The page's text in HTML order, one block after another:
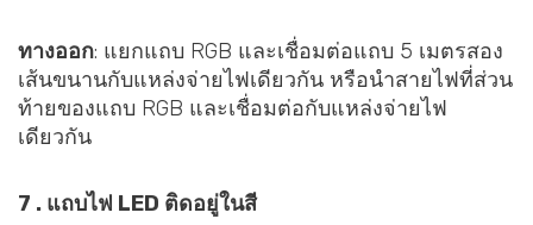
ทางออก: แยกแถบ RGB และเชื่อมต่อแถบ 5 เมตรสอง
เส้นขนานกับแหล่งจ่ายไฟเดียวกัน หรือนำสายไฟที่ส่วน
ท้ายของแถบ RGB และเชื่อมต่อกับแหล่งจ่ายไฟ
เดียวกัน
7 . แถบไฟ LED ติดอยู่ในสี